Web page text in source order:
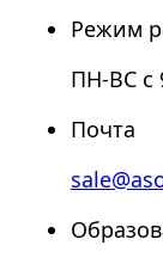
Режим
ПН-ВС с
Почта